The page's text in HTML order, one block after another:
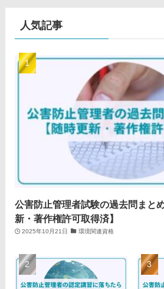
人気記事
公害防止管理者試験の過去問まと
新・著作権許可取得済】
2025年10月21日 環境関連資格